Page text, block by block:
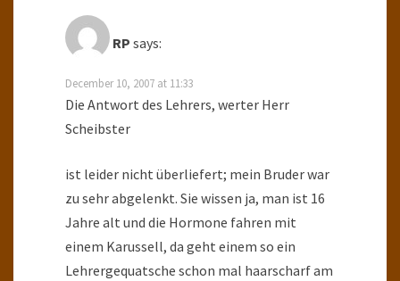
RP says:
December 10, 2007 at 11:33
Die Antwort des Lehrers, werter Herr
Scheibster
ist leider nicht überliefert; mein Bruder war
zu sehr abgelenkt. Sie wissen ja, man ist 16
Jahre alt und die Hormone fahren mit
einem Karussell, da geht einem so ein
Lehrergequatsche schon mal haarscharf am